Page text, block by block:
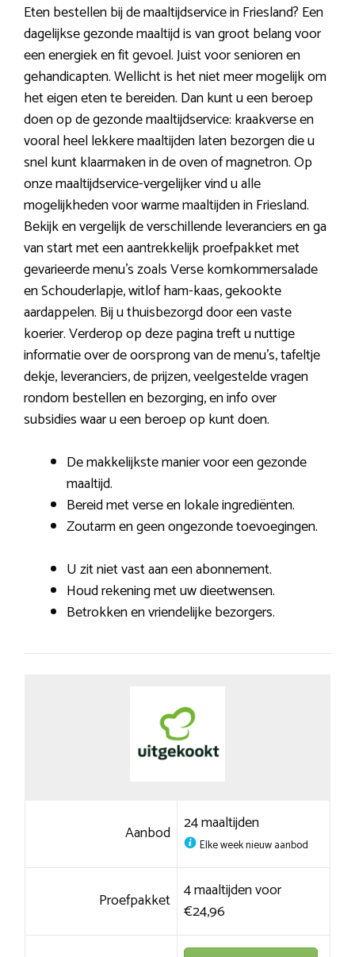
Eten bestellen bij de maaltijdservice in Friesland? Een
dagelijkse gezonde maaltijd is van groot belang voor
een energiek en fit gevoel. Juist voor senioren en
gehandicapten. Wellicht is het niet meer mogelijk om
het eigen eten te bereiden. Dan kunt u een beroep
doen op de gezonde maaltijdservice: kraakverse en
vooral heel lekkere maaltijden laten bezorgen die u
snel kunt klaarmaken in de oven of magnetron. Op
onze maaltijdservice-vergelijker vind u alle
mogelijkheden voor warme maaltijden in Friesland.
Bekijk en vergelijk de verschillende leveranciers en ga
van start met een aantrekkelijk proefpakket met
gevarieerde menu’s zoals Verse komkommersalade
en Schouderlapje, witlof ham-kaas, gekookte
aardappelen. Bij u thuisbezorgd door een vaste
koerier. Verderop op deze pagina treft u nuttige
informatie over de oorsprong van de menu’s, tafeltje
dekje, leveranciers, de prijzen, veelgestelde vragen
rondom bestellen en bezorging, en info over
subsidies waar u een beroep op kunt doen.
De makkelijkste manier voor een gezonde
maaltijd.
Bereid met verse en lokale ingrediënten.
Zoutarm en geen ongezonde toevoegingen.
U zit niet vast aan een abonnement.
Houd rekening met uw dieetwensen.
Betrokken en vriendelijke bezorgers.
Aanbod 24 maaltijden
Elke week nieuw aanbod
Proefpakket 4 maaltijden voor
€24,96